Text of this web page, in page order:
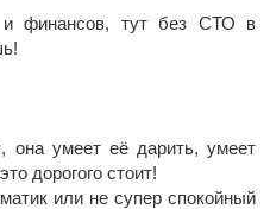
и финансов, тут без СТО в
она умеет её дарить, умеет
дорогого стоит!
или не супер спокойный